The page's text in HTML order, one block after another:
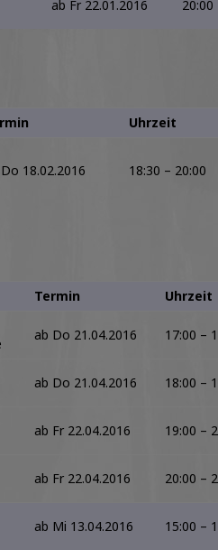
ab Fr 22.01.2016 20:00
Uhrzeit
18.02.2016 18:30 – 20:00
Termin Uhrzeit
ab Do 21.04.2016 17:00 –
ab Do 21.04.2016 18:00 –
ab Fr 22.04.2016 19:00 –
ab Fr 22.04.2016 20:00 –
ab Mi 13.04.2016 15:00 –